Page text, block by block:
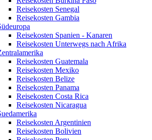
Reisekosten Senegal
Reisekosten Gambia
Reisekosten Spanien - Kanaren
Reisekosten Unterwegs nach Afrika
Reisekosten Guatemala
Reisekosten Mexiko
Reisekosten Belize
Reisekosten Panama
Reisekosten Costa Rica
Reisekosten Nicaragua
Reisekosten Argentinien
Reisekosten Bolivien